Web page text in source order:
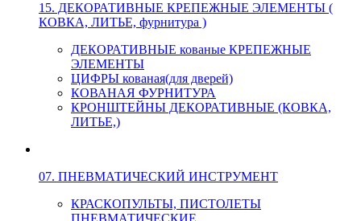
15. ДЕКОРАТИВНЫЕ КРЕПЕЖНЫЕ ЭЛЕМЕНТЫ (
КОВКА, ЛИТЬЕ, фурнитура )
ДЕКОРАТИВНЫЕ кованые КРЕПЕЖНЫЕ
ЭЛЕМЕНТЫ
ЦИФРЫ кованая(для дверей)
КОВАНАЯ ФУРНИТУРА
КРОНШТЕЙНЫ ДЕКОРАТИВНЫЕ (КОВКА,
ЛИТЬЕ,)
07. ПНЕВМАТИЧЕСКИЙ ИНСТРУМЕНТ
КРАСКОПУЛЬТЫ, ПИСТОЛЕТЫ
ПНЕВМАТИЧЕСКИЕ